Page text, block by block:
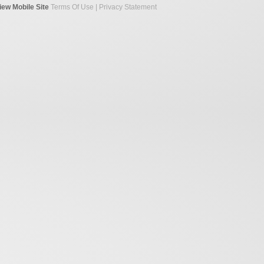
Mobile Site Terms Of Use Privacy Statement